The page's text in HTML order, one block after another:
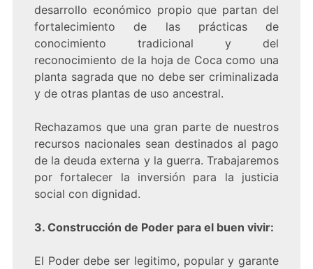
desarrollo económico propio que partan del
fortalecimiento de las prácticas de
conocimiento tradicional y del
reconocimiento de la hoja de Coca como una
planta sagrada que no debe ser criminalizada
y de otras plantas de uso ancestral.
Rechazamos que una gran parte de nuestros
recursos nacionales sean destinados al pago
de la deuda externa y la guerra. Trabajaremos
por fortalecer la inversión para la justicia
social con dignidad.
3. Construcción de Poder para el buen vivir:
El Poder debe ser legitimo, popular y garante